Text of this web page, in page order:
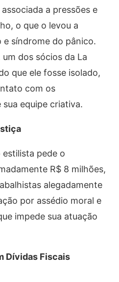
a pressões e
o que o levou a
e síndrome do pânico.
dos sócios da La
que ele fosse isolado,
com os
equipe criativa.
pede o
R$ 8 milhões,
alegadamente
por assédio moral e
impede sua atuação
Dívidas Fiscais